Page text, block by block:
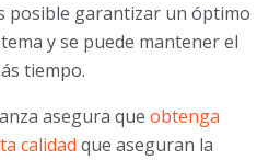
posible garantizar un óptimo
y se puede mantener el
tiempo.
asegura que obtenga
calidad que aseguran la